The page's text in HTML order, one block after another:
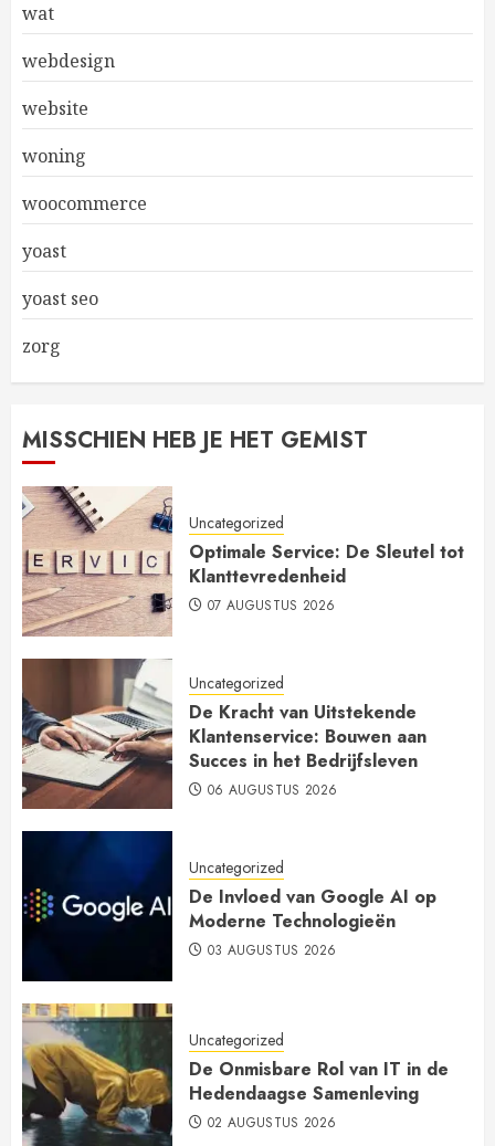
wat
webdesign
website
woning
woocommerce
yoast
yoast seo
zorg
MISSCHIEN HEB JE HET GEMIST
Uncategorized
Optimale Service: De Sleutel tot
Klanttevredenheid
07 AUGUSTUS 2026
Uncategorized
De Kracht van Uitstekende
Klantenservice: Bouwen aan
Succes in het Bedrijfsleven
06 AUGUSTUS 2026
Uncategorized
De Invloed van Google AI op
Moderne Technologieën
03 AUGUSTUS 2026
Uncategorized
De Onmisbare Rol van IT in de
Hedendaagse Samenleving
02 AUGUSTUS 2026